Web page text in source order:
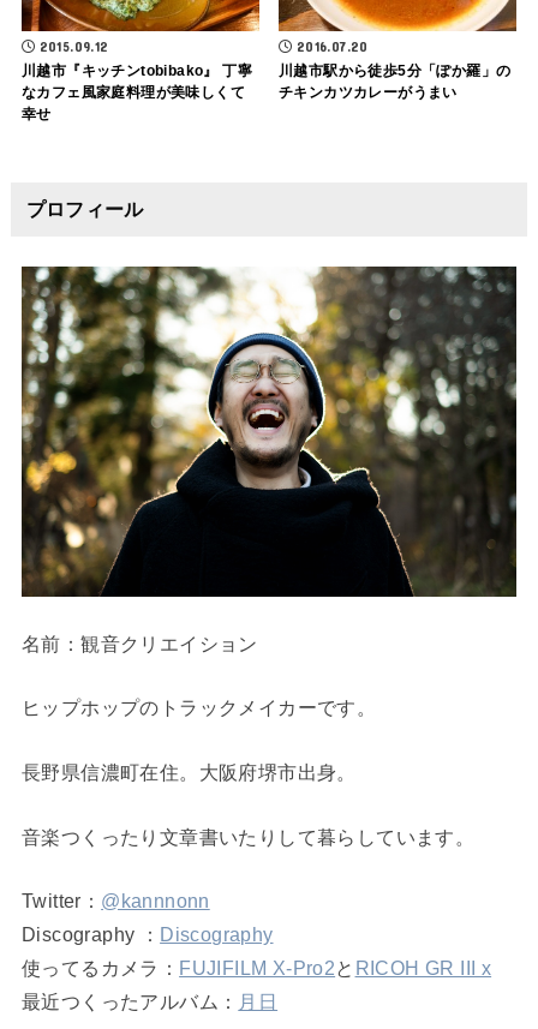
2015.09.12
川越市『キッチンtobibako』 丁寧
なカフェ風家庭料理が美味しくて
幸せ
2016.07.20
川越市駅から徒歩5分「ぽか羅」の
チキンカツカレーがうまい
プロフィール
名前：観音クリエイション
ヒップホップのトラックメイカーです。
長野県信濃町在住。大阪府堺市出身。
音楽つくったり文章書いたりして暮らしています。
Twitter： @kannnonn
Discography ： Discography
使ってるカメラ： FUJIFILM X-Pro2と RICOH GR III x
最近つくったアルバム： 月日